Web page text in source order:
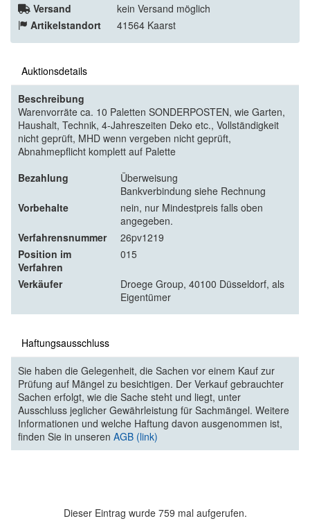
Versand
kein Versand möglich
Artikelstandort
41564 Kaarst
Auktionsdetails
Beschreibung
Warenvorräte ca. 10 Paletten SONDERPOSTEN, wie Garten,
Haushalt, Technik, 4-Jahreszeiten Deko etc., Vollständigkeit
nicht geprüft, MHD wenn vergeben nicht geprüft,
Abnahmepflicht komplett auf Palette
Bezahlung
Überweisung
Bankverbindung siehe Rechnung
Vorbehalte
nein, nur Mindestpreis falls oben
angegeben.
Verfahrensnummer
26pv1219
Position im
Verfahren
015
Verkäufer
Droege Group, 40100 Düsseldorf, als
Eigentümer
Haftungsausschluss
Sie haben die Gelegenheit, die Sachen vor einem Kauf zur
Prüfung auf Mängel zu besichtigen. Der Verkauf gebrauchter
Sachen erfolgt, wie die Sache steht und liegt, unter
Ausschluss jeglicher Gewährleistung für Sachmängel. Weitere
Informationen und welche Haftung davon ausgenommen ist,
finden Sie in unseren AGB (link)
Dieser Eintrag wurde 759 mal aufgerufen.